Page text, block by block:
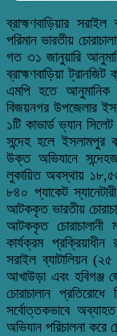
ব্রাহ্মণবাড়িয়ার
পরিমান ভারতীয়
গত ৩১ জানুয়ারি
ব্রাহ্মণবাড়িয়া
এমপি হতে আনুমানিক ৫
বিজয়নগর উপজেলার
১টি কাভার্ড ভ্যান
সন্দেহ হলে ইসলামপুর
উক্ত অভিযানে
লুকায়িত অবস্থায়
৮৪০ প্যাকেট
আটককৃত ভারতীয়
আটককৃত চোরাচালানী
কার্যক্রম
সরাইল ব্যাটালিয়ন (২৫
আখাউড়া এবং হবিগঞ্জ
চোরাচালান
সর্বোত্তকভাবে
অভিযান পরিচালনা করে